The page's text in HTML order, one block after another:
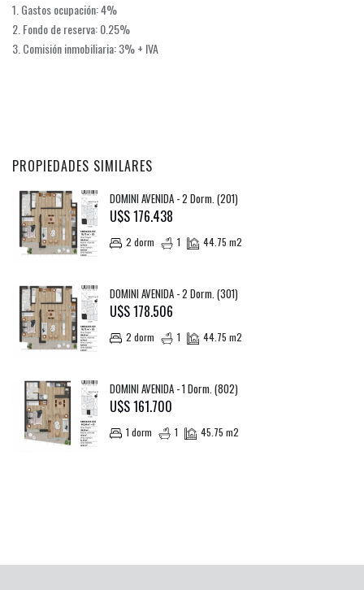
1. Gastos ocupación: 4%
2. Fondo de reserva: 0.25%
3. Comisión inmobiliaria: 3% + IVA
PROPIEDADES SIMILARES
DOMINI AVENIDA - 2 Dorm. (201)
U$S 176.438
2 dorm 1 44.75 m2
DOMINI AVENIDA - 2 Dorm. (301)
U$S 178.506
2 dorm 1 44.75 m2
DOMINI AVENIDA - 1 Dorm. (802)
U$S 161.700
1 dorm 1 45.75 m2